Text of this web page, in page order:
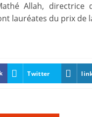
Allah, directrice
lauréates du prix de
Twitter